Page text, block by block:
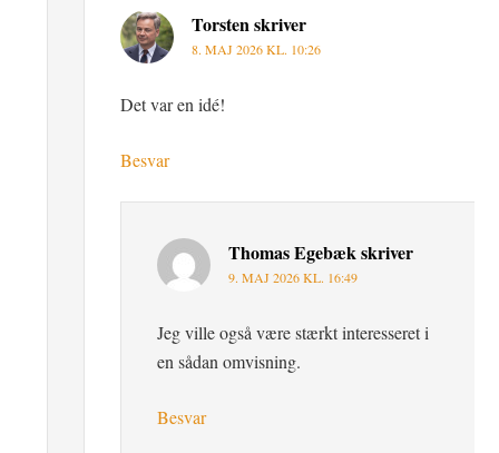
Torstenskriver
8. MAJ 2026 KL. 10:26
Det var en idé!
Besvar
Thomas Egebækskriver
9. MAJ 2026 KL. 16:49
Jeg ville også være stærkt interesseret i
en sådan omvisning.
Besvar